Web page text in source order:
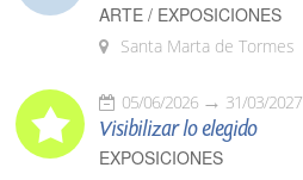
ARTE / EXPOSICIONES
Santa Marta de Tormes
05/06/2026 31/03/2027
Visibilizar lo elegido
EXPOSICIONES